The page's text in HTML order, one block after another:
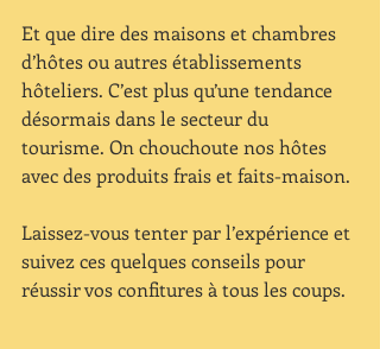
Et que dire des maisons et chambres
d’hôtes ou autres établissements
hôteliers. C’est plus qu’une tendance
désormais dans le secteur du
tourisme. On chouchoute nos hôtes
avec des produits frais et faits-maison.
Laissez-vous tenter par l’expérience et
suivez ces quelques conseils pour
réussir vos confitures à tous les coups.